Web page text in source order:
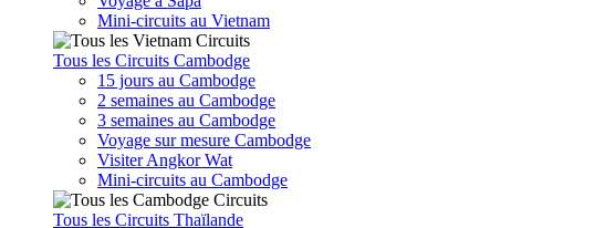
Mini-circuits au Vietnam
Tous les Circuits Cambodge
15 jours au Cambodge
2 semaines au Cambodge
3 semaines au Cambodge
Voyage sur mesure Cambodge
Visiter Angkor Wat
Mini-circuits au Cambodge
Tous les Circuits Thaïlande